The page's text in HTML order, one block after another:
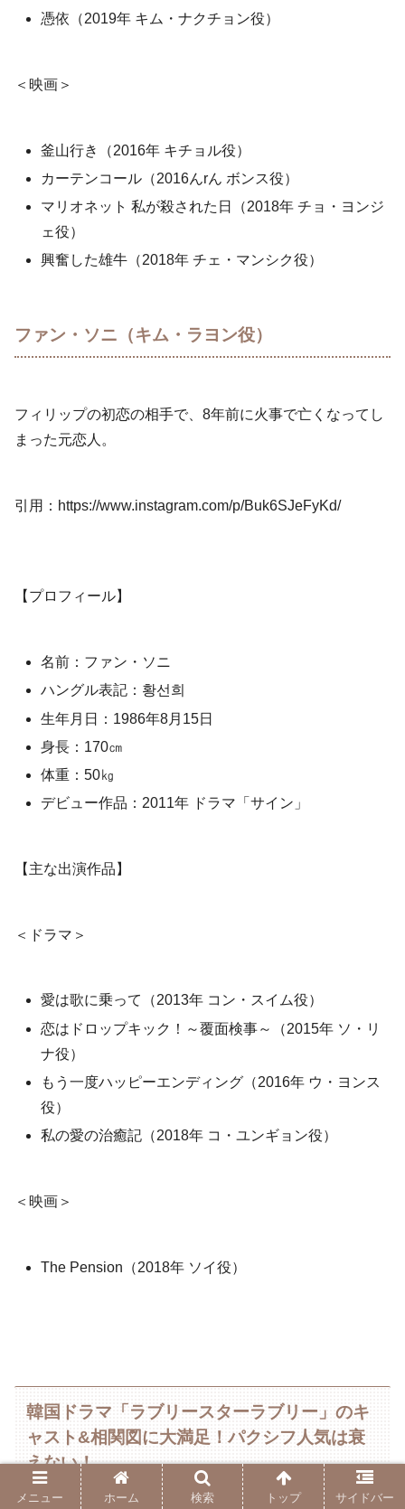
憑依（2019年 キム・ナクチョン役）
＜映画＞
釜山行き（2016年 キチョル役）
カーテンコール（2016んrん ボンス役）
マリオネット 私が殺された日（2018年 チョ・ヨンジ
ェ役）
興奮した雄牛（2018年 チェ・マンシク役）
ファン・ソニ（キム・ラヨン役）
フィリップの初恋の相手で、8年前に火事で亡くなってし
まった元恋人。
引用：https://www.instagram.com/p/Buk6SJeFyKd/
【プロフィール】
名前：ファン・ソニ
ハングル表記：황선희
生年月日：1986年8月15日
身長：170㎝
体重：50㎏
デビュー作品：2011年 ドラマ「サイン」
【主な出演作品】
＜ドラマ＞
愛は歌に乗って（2013年 コン・スイム役）
恋はドロップキック！～覆面検事～（2015年 ソ・リ
ナ役）
もう一度ハッピーエンディング（2016年 ウ・ヨンス
役）
私の愛の治癒記（2018年 コ・ユンギョン役）
＜映画＞
The Pension（2018年 ソイ役）
韓国ドラマ「ラブリースターラブリー」のキ
ャスト&相関図に大満足！パクシフ人気は衰
えない！
メニュー ホーム 検索 トップ サイドバー